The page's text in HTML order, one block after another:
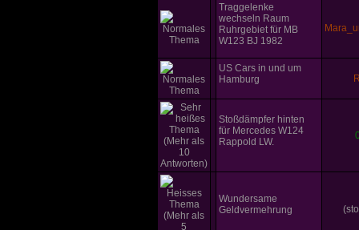
Traggelenke
wechseln Raum
Ruhrgebiet für MB
W123 BJ 1982
US Cars in und um
Hamburg
Stoßdämpfer hinten
für Mercedes W124
Rappold LW.
Wundersame
Geldvermehrung